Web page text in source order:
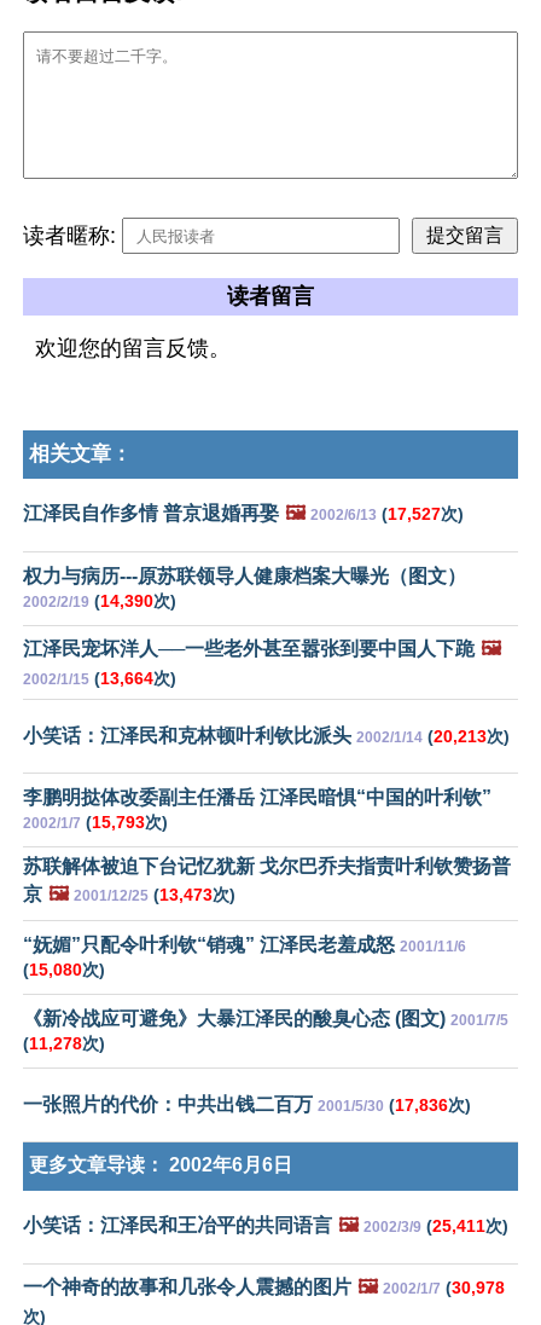
读者暱称:
读者留言
欢迎您的留言反馈。
相关文章：
江泽民自作多情 普京退婚再娶 🖼️ 2002/6/13 (17,527次)
权力与病历---原苏联领导人健康档案大曝光（图文）
2002/2/19 (14,390次)
江泽民宠坏洋人──一些老外甚至嚣张到要中国人下跪 🖼️
2002/1/15 (13,664次)
小笑话：江泽民和克林顿叶利钦比派头 2002/1/14 (20,213次)
李鹏明挞体改委副主任潘岳 江泽民暗惧“中国的叶利钦”
2002/1/7 (15,793次)
苏联解体被迫下台记忆犹新 戈尔巴乔夫指责叶利钦赞扬普
京 🖼️ 2001/12/25 (13,473次)
“妩媚”只配令叶利钦“销魂” 江泽民老羞成怒 2001/11/6
(15,080次)
《新冷战应可避免》大暴江泽民的酸臭心态 (图文) 2001/7/5
(11,278次)
一张照片的代价：中共出钱二百万 2001/5/30 (17,836次)
更多文章导读： 2002年6月6日
小笑话：江泽民和王冶平的共同语言 🖼️ 2002/3/9 (25,411次)
一个神奇的故事和几张令人震撼的图片 🖼️ 2002/1/7 (30,978
次)